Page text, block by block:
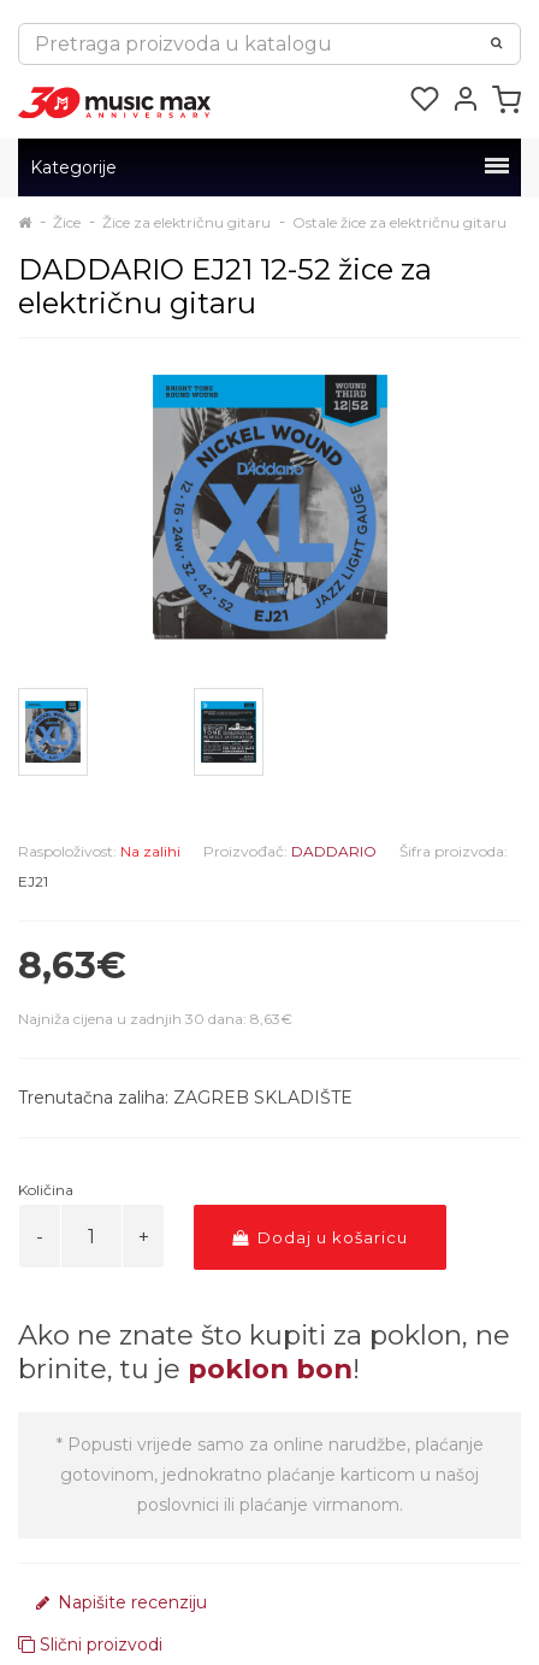
Kategorije
Žice Žice za električnu gitaru Ostale žice za električnu gitaru
DADDARIO EJ21 12-52 žice za
električnu gitaru
Raspoloživost: Na zalihi Proizvođač: DADDARIO
Šifra proizvoda:
EJ21
8,63€
Najniža cijena u zadnjih 30 dana: 8,63€
Trenutačna zaliha: ZAGREB SKLADIŠTE
Količina
Dodaj u košaricu
Ako ne znate što kupiti za poklon, ne
brinite, tu je poklon bon!
* Popusti vrijede samo za online narudžbe, plaćanje
gotovinom, jednokratno plaćanje karticom u našoj
poslovnici ili plaćanje virmanom.
Napišite recenziju
Slični proizvodi